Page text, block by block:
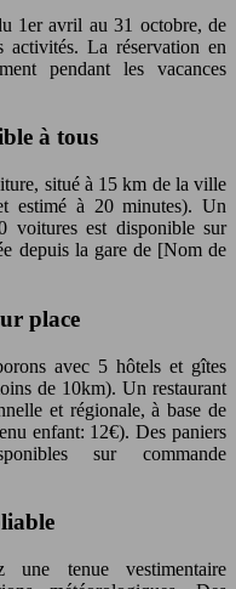
1er avril au 31 octobre, de
La réservation en
pendant les vacances
à tous
situé à 15 km de la ville
estimé à 20 minutes). Un
voitures est disponible sur
depuis la gare de [Nom de
place
avec 5 hôtels et gîtes
de 10km). Un restaurant
et régionale, à base de
enfant: 12€). Des paniers
sur commande
une tenue vestimentaire